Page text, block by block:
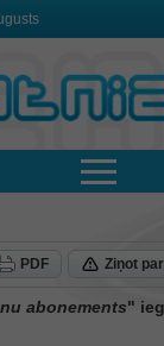
PDF Ziņot
abonements"